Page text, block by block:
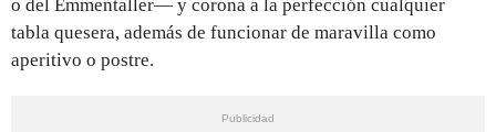
o del Emmentaller— y corona a la perfección cualquier
tabla quesera, además de funcionar de maravilla como
aperitivo o postre.